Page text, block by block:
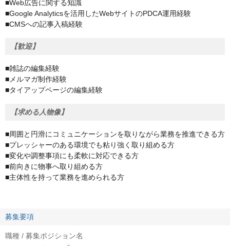
■Web広告に関する知識
■Google Analyticsを活用したWebサイトのPDCA運用経験
■CMSへの記事入稿経験
【歓迎】
■雑誌の編集経験
■メルマガ制作経験
■タイアップページの編集経験
【求める人物像】
■周囲と円滑にコミュニケーションを取りながら業務を推進できる方
■プレッシャーのある環境でも粘り強く取り組める方
■変化や調整事項にも柔軟に対応できる方
■前向きに物事へ取り組める方
■主体性を持って業務を進められる方
募集要項
職種 / 募集ポジション名